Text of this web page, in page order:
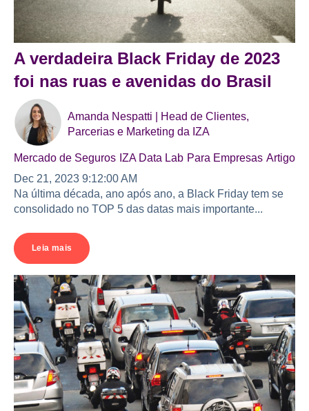
A verdadeira Black Friday de 2023
foi nas ruas e avenidas do Brasil
Amanda Nespatti | Head de Clientes,
Parcerias e Marketing da IZA
Mercado de Seguros IZA Data Lab Para Empresas Artigo
Dec 21, 2023 9:12:00 AM
Na última década, ano após ano, a Black Friday tem se
consolidado no TOP 5 das datas mais importante...
Leia mais